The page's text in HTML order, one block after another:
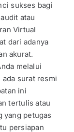
sukses bagi
atau
Virtual
dari adanya
akurat.
melalui
surat resmi
ini
tertulis atau
yang petugas
persiapan